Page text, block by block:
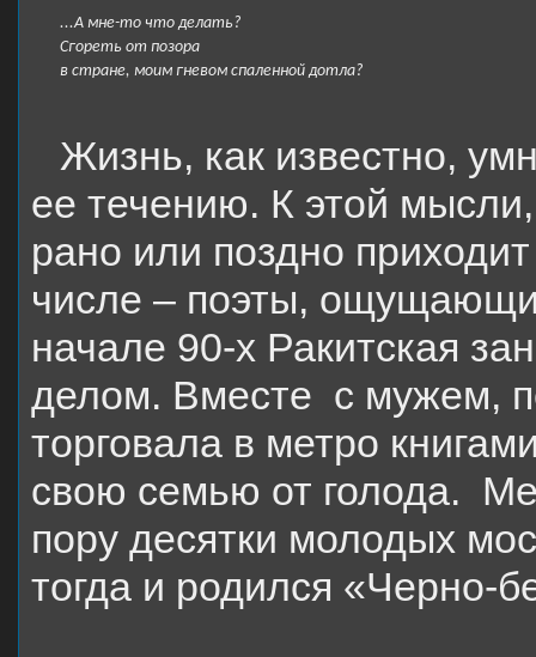
...А мне-то что делать?
Сгореть от позора
в стране, моим гневом спаленной дотла?
Жизнь, как известно,
ее течению. К этой
рано или поздно
числе – поэты,
начале 90-х Ракитская
делом. Вместе с мужем,
торговала в метро
свою семью от голода.
пору десятки молодых
тогда и родился «Черно-